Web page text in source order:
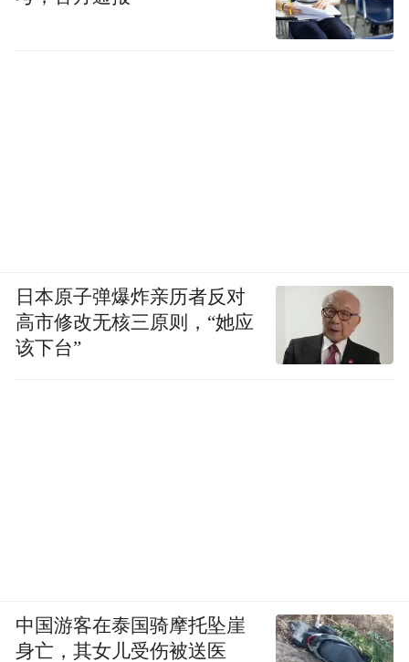
日本原子弹爆炸亲历者反对
高市修改无核三原则，“她应
该下台”
中国游客在泰国骑摩托坠崖
身亡，其女儿受伤被送医